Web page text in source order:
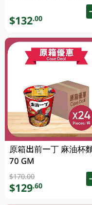
$132.00
原箱出前一丁 麻油杯
70 GM
$170.00
$129.60